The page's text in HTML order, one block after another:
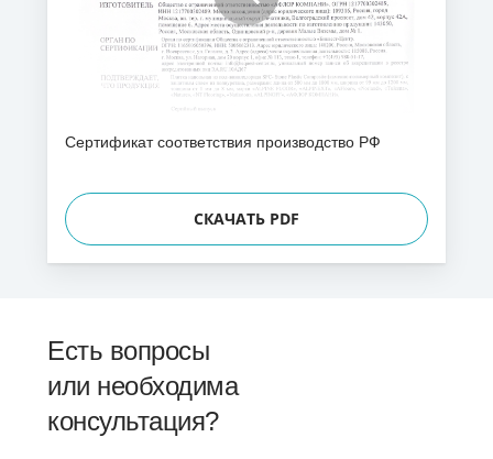
Сертификат соответствия производство РФ
СКАЧАТЬ PDF
Есть вопросы
или необходима
консультация?